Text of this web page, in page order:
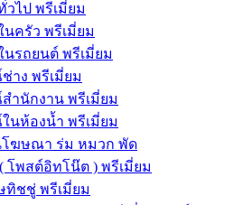
วไป พรีเมี่ยม
นครัว พรีเมี่ยม
นรถยนต์ พรีเมี่ยม
าง พรีเมี่ยม
ำนักงาน พรีเมี่ยม
นห้องน้ำ พรีเมี่ยม
โฆษณา ร่ม หมวก พัด
( โพสต์อิทโน๊ต ) พรีเมี่ยม
ทิชชู่ พรีเมี่ยม